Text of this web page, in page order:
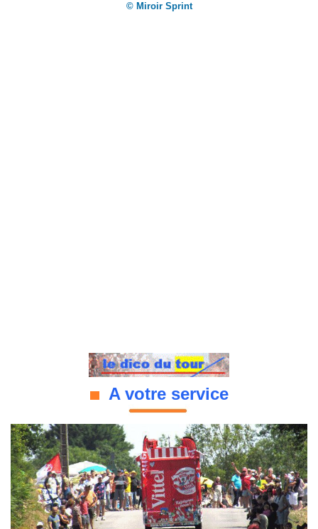
© Miroir Sprint
A votre service